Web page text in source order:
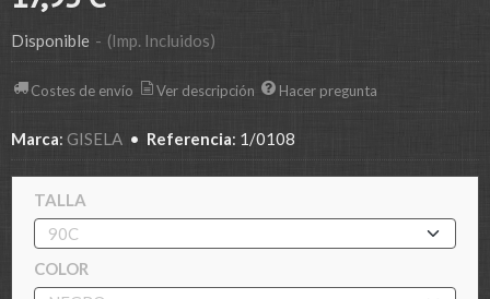
Disponible - (Imp. Incluidos)
Costes de envío Ver descripción Hacer pregunta
Marca: GISELA • Referencia: 1/0108
TALLA
COLOR